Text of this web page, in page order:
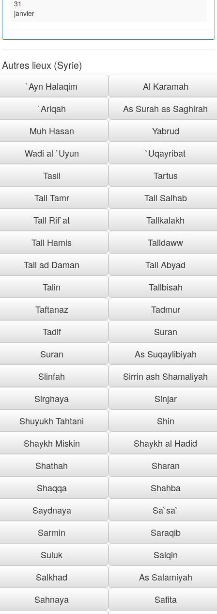
31
janvier
Autres lieux (Syrie)
`Ayn Halaqim
Al Karamah
`Ariqah
As Surah as Saghirah
Muh Hasan
Yabrud
Wadi al `Uyun
`Uqayribat
Tasil
Tartus
Tall Tamr
Tall Salhab
Tall Rif`at
Tallkalakh
Tall Hamis
Talldaww
Tall ad Daman
Tall Abyad
Talin
Tallbisah
Taftanaz
Tadmur
Tadif
Suran
Suran
As Suqaylibiyah
Slinfah
Sirrin ash Shamaliyah
Sirghaya
Sinjar
Shuyukh Tahtani
Shin
Shaykh Miskin
Shaykh al Hadid
Shathah
Sharan
Shaqqa
Shahba
Saydnaya
Sa`sa`
Sarmin
Saraqib
Suluk
Salqin
Salkhad
As Salamiyah
Sahnaya
Safita